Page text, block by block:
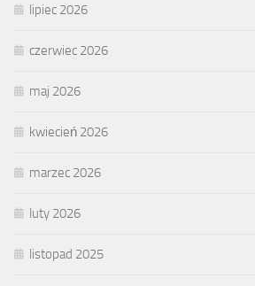
lipiec 2026
czerwiec 2026
maj 2026
kwiecień 2026
marzec 2026
luty 2026
listopad 2025